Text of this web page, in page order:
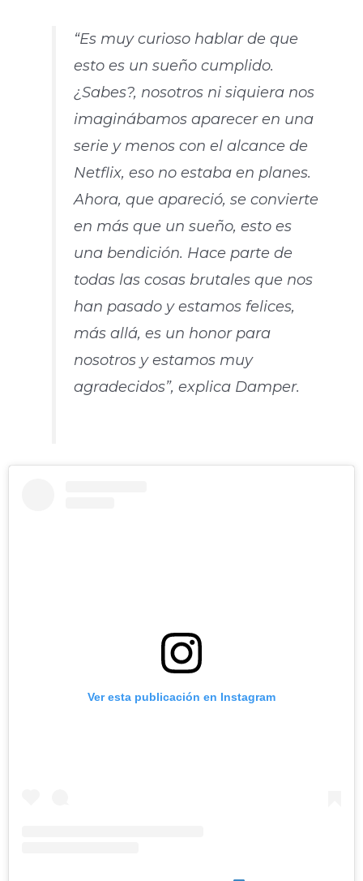
“Es muy curioso hablar de que
esto es un sueño cumplido.
¿Sabes?, nosotros ni siquiera nos
imaginábamos aparecer en una
serie y menos con el alcance de
Netflix, eso no estaba en planes.
Ahora, que apareció, se convierte
en más que un sueño, esto es
una bendición. Hace parte de
todas las cosas brutales que nos
han pasado y estamos felices,
más allá, es un honor para
nosotros y estamos muy
agradecidos”, explica Damper.
Ver esta publicación en Instagram